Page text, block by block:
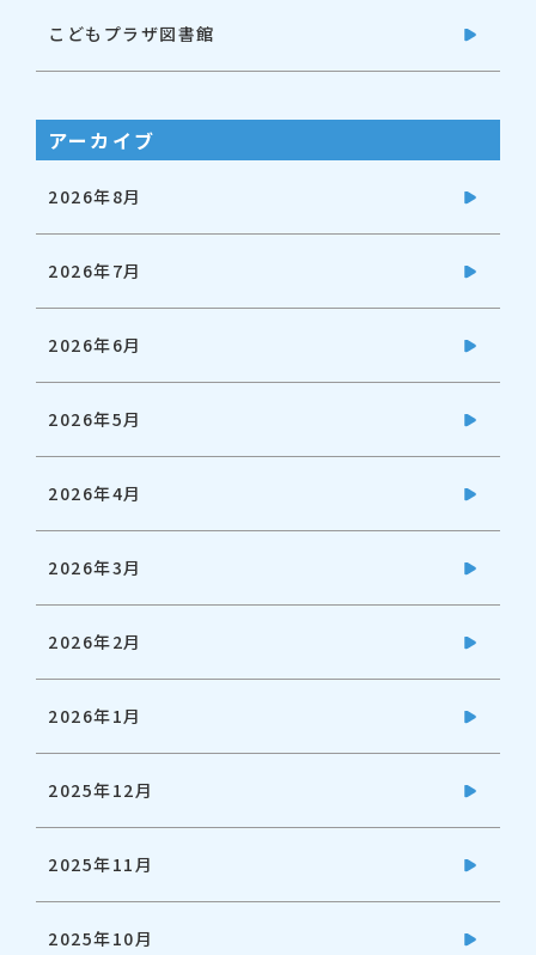
こどもプラザ図書館
アーカイブ
2026年8月
2026年7月
2026年6月
2026年5月
2026年4月
2026年3月
2026年2月
2026年1月
2025年12月
2025年11月
2025年10月